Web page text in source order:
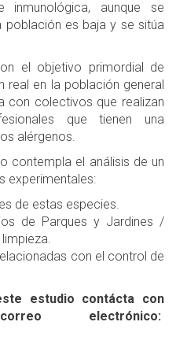
inmunológica, aunque se
es baja y se sitúa
el objetivo primordial de
en la población general
con colectivos que realizan
que tienen una
alérgenos.
contempla el análisis de un
experimentales:
de estas especies.
de Parques y Jardines /
con el control de
estudio contácta con
electrónico: